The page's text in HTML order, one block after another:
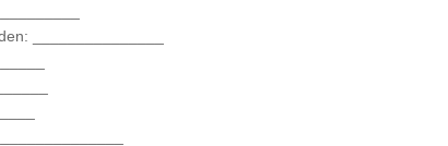
_______________